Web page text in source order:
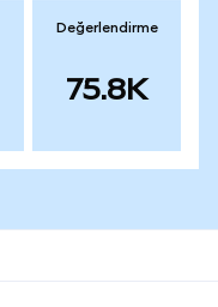
Değerlendirme
75.8K